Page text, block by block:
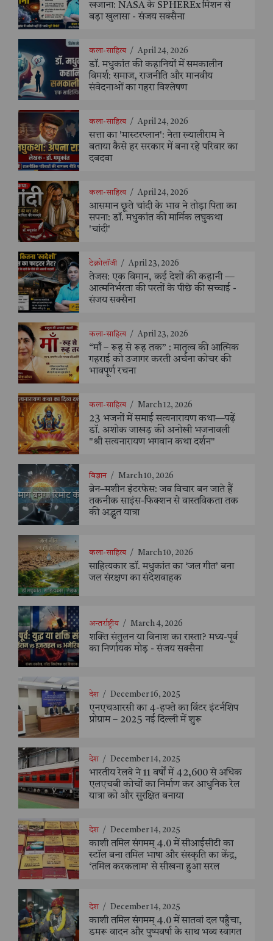
खजाना: NASA के SPHEREx मिशन से
बड़ा खुलासा - संजय सक्सैना
कला-साहित्य / April 24, 2026
डॉ. मधुकांत की कहानियों में समकालीन
विमर्श: समाज, राजनीति और मानवीय
संवेदनाओं का गहरा विश्लेषण
कला-साहित्य / April 24, 2026
सत्ता का 'मास्टरप्लान': नेता ख्यालीराम ने
बताया कैसे हर सरकार में बना रहे परिवार का
दबदबा
कला-साहित्य / April 24, 2026
आसमान छूते चांदी के भाव ने तोड़ा पिता का
सपना: डॉ. मधुकांत की मार्मिक लघुकथा
'चांदी'
टेक्नोलॉजी / April 23, 2026
तेजस: एक विमान, कई देशों की कहानी —
आत्मनिर्भरता की परतों के पीछे की सच्चाई -
संजय सक्सैना
कला-साहित्य / April 23, 2026
“माँ – रूह से रूह तक” : मातृत्व की आत्मिक
गहराई को उजागर करती अर्चना कोचर की
भावपूर्ण रचना
कला-साहित्य / March 12, 2026
23 भजनों में समाई सत्यनारायण कथा—पढ़ें
डॉ. अशोक जाखड़ की अनोखी भजनावली
"श्री सत्यनारायण भगवान कथा दर्शन"
विज्ञान / March 10, 2026
ब्रेन–मशीन इंटरफेस: जब विचार बन जाते हैं
तकनीक साइंस-फिक्शन से वास्तविकता तक
की अद्भुत यात्रा
कला-साहित्य / March 10, 2026
साहित्यकार डॉ. मधुकांत का ‘जल गीत’ बना
जल संरक्षण का संदेशवाहक
अन्तर्राष्ट्रीय / March 4, 2026
शक्ति संतुलन या विनाश का रास्ता? मध्य-पूर्व
का निर्णायक मोड़ - संजय सक्सैना
देश / December 16, 2025
एनएचआरसी का 4-हफ्ते का विंटर इंटर्नशिप
प्रोग्राम – 2025 नई दिल्ली में शुरू
देश / December 14, 2025
भारतीय रेलवे ने 11 वर्षों में 42,600 से अधिक
एलएचबी कोचों का निर्माण कर आधुनिक रेल
यात्रा को और सुरक्षित बनाया
देश / December 14, 2025
काशी तमिल संगमम् 4.0 में सीआईसीटी का
स्टॉल बना तमिल भाषा और संस्कृति का केंद्र,
‘तमिल करकलाम’ से सीखना हुआ सरल
देश / December 14, 2025
काशी तमिल संगमम् 4.0 में सातवां दल पहुँचा,
डमरू वादन और पुष्पवर्षा के साथ भव्य स्वागत